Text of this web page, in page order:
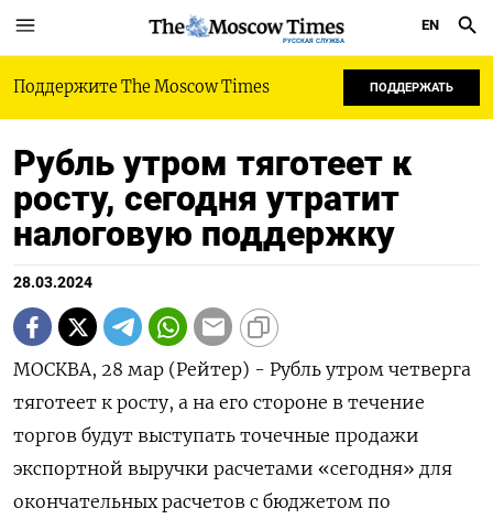
РУССКАЯ СЛУЖБА
EN
Поддержите The Moscow Times ПОДДЕРЖАТЬ
Рубль утром тяготеет к
росту, сегодня утратит
налоговую поддержку
28.03.2024
МОСКВА, 28 мар (Рейтер) - Рубль утром четверга
тяготеет к росту, а на его стороне в течение
торгов будут выступать точечные продажи
экспортной выручки расчетами «сегодня» для
окончательных расчетов с бюджетом по